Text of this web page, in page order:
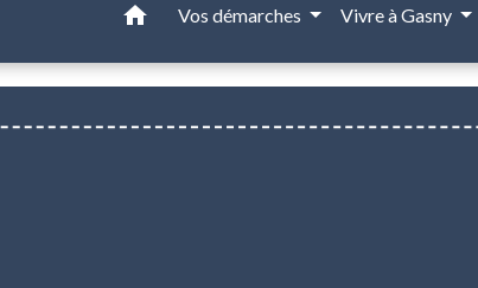
home Vos démarches Vivre à Gasny